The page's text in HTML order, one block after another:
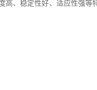
、稳定性好、适应性强